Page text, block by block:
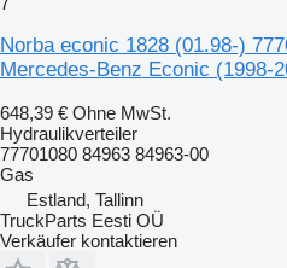
Norba econic 1828 (01.98-)
Mercedes-Benz Econic (1998-
648,39 € Ohne MwSt.
Hydraulikverteiler
77701080 84963 84963-00
Gas
Estland, Tallinn
TruckParts Eesti OÜ
Verkäufer kontaktieren